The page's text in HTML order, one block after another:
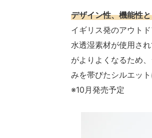
デザイン性、機能性
イギリス発のアウト
水透湿素材が使用さ
がよりよくなるため
みを帯びたシルエッ
※10月発売予定